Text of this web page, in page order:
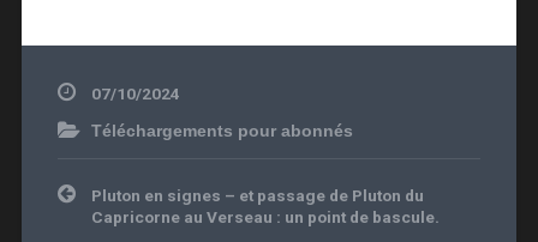
07/10/2024
Téléchargements pour abonnés
Navigation
de
l’article
Pluton en signes – et passage de Pluton du
Capricorne au Verseau : un point de bascule.